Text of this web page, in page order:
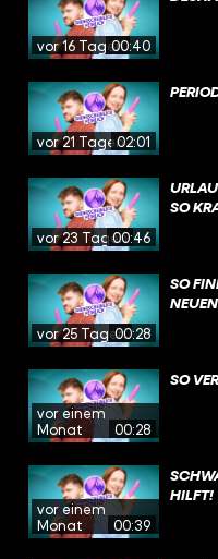
vor 16 Tagen00:40
vor 21 Tagen02:01
vor 23 Tagen00:46
SO
vor 25 Tagen00:28
SO
vor einem
Monat
00:28
SO
vor einem
Monat
00:39
HILFT!